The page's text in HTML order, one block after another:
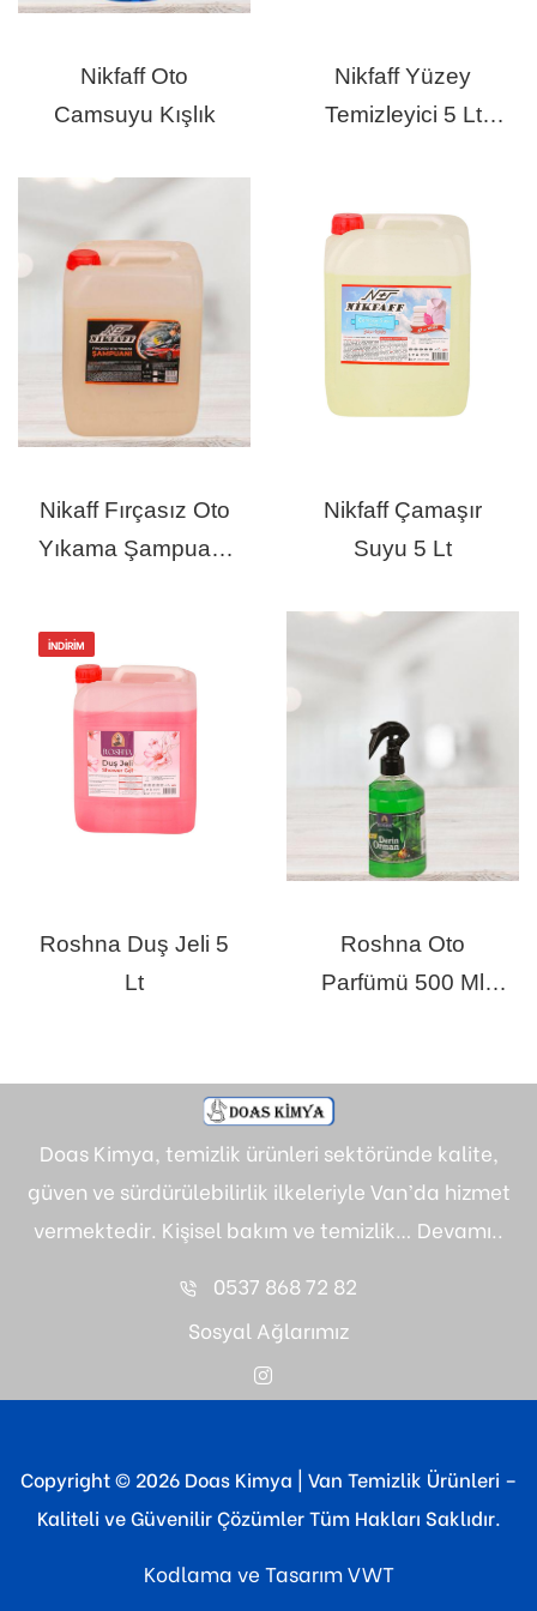
Nikfaff Oto
Camsuyu Kışlık
Nikfaff Yüzey
Temizleyici 5 Lt
Nikaff Fırçasız Oto
Yıkama Şampuanı
Nikfaff Çamaşır
Suyu 5 Lt
İNDIRIM
Roshna Duş Jeli 5
Lt
Roshna Oto
Parfümü 500 Ml
Doas Kimya, temizlik ürünleri sektöründe kalite,
güven ve sürdürülebilirlik ilkeleriyle Van’da hizmet
vermektedir. Kişisel bakım ve temizlik… Devamı..
0537 868 72 82
Sosyal Ağlarımız
Copyright © 2026 Doas Kimya | Van Temizlik Ürünleri –
Kaliteli ve Güvenilir Çözümler Tüm Hakları Saklıdır.
Kodlama ve TasarımVWT